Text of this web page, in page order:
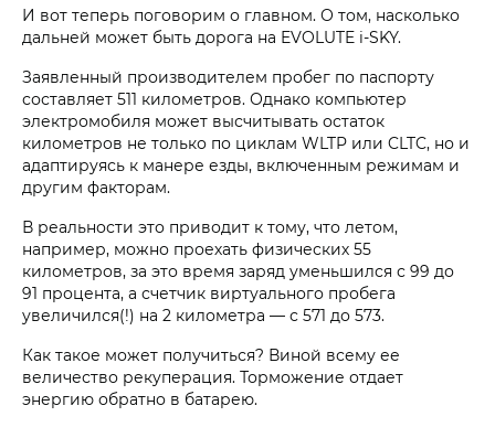
И вот теперь поговорим о главном. О том, насколько
дальней может быть дорога на EVOLUTE i‑SKY.
Заявленный производителем пробег по паспорту
составляет 511 километров. Однако компьютер
электромобиля может высчитывать остаток
километров не только по циклам WLTP или CLTC, но и
адаптируясь к манере езды, включенным режимам и
другим факторам.
В реальности это приводит к тому, что летом,
например, можно проехать физических 55
километров, за это время заряд уменьшился с 99 до
91 процента, а счетчик виртуального пробега
увеличился(!) на 2 километра — с 571 до 573.
Как такое может получиться? Виной всему ее
величество рекуперация. Торможение отдает
энергию обратно в батарею.